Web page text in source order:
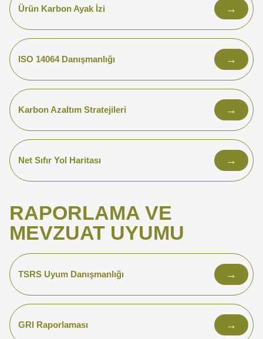
Ürün Karbon Ayak İzi →
ISO 14064 Danışmanlığı →
Karbon Azaltım Stratejileri →
Net Sıfır Yol Haritası →
RAPORLAMA VE
MEVZUAT UYUMU
TSRS Uyum Danışmanlığı →
GRI Raporlaması →